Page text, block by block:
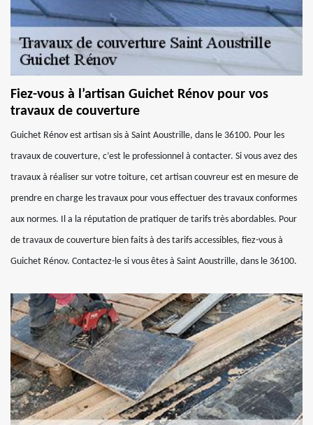
Fiez-vous à l’artisan Guichet Rénov pour vos
travaux de couverture
Guichet Rénov est artisan sis à Saint Aoustrille, dans le 36100. Pour les
travaux de couverture, c’est le professionnel à contacter. Si vous avez des
travaux à réaliser sur votre toiture, cet artisan couvreur est en mesure de
prendre en charge les travaux pour vous effectuer des travaux conformes
aux normes. Il a la réputation de pratiquer de tarifs très abordables. Pour
de travaux de couverture bien faits à des tarifs accessibles, fiez-vous à
Guichet Rénov. Contactez-le si vous êtes à Saint Aoustrille, dans le 36100.